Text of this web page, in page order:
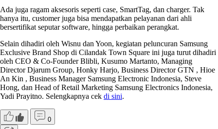
Ada juga ragam aksesoris seperti case, SmartTag, dan charger. Tak
hanya itu, customer juga bisa mendapatkan pelayanan dari ahli
bersertifikat seputar software, hingga perbaikan perangkat.
Selain dihadiri oleh Wisnu dan Yoon, kegiatan peluncuran Samsung
Exclusive Brand Shop di Cilandak Town Square ini juga turut dihadiri
oleh CEO & Co-Founder Blibli, Kusumo Martanto, Managing
Director Djarum Group, Honky Harjo, Business Director GTN , Hioe
An Kin , Business Manager Samsung Electronic Indonesia, Steve
Hong, dan Head of Retail Marketing Samsung Electronics Indonesia,
Yadi Prayitno. Selengkapnya cek di sini.
0